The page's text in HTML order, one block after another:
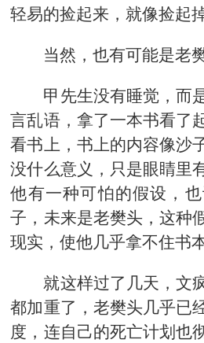
轻易的捡起来，就像捡起
当然，也有可能是老
甲先生没有睡觉，而
言乱语，拿了一本书看了
看书上，书上的内容像沙
没什么意义，只是眼睛里
他有一种可怕的假设，
子，未来是老樊头，这种
现实，使他几乎拿不住书本
就这样过了几天，文
都加重了，老樊头几乎已
度，连自己的死亡计划也